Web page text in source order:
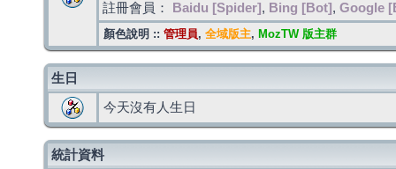
註冊會員： Baidu [Spider] , Bing [Bot] , Google
顏色說明 :: 管理員, 全域版主, MozTW 版主群
生日
今天沒有人生日
統計資料